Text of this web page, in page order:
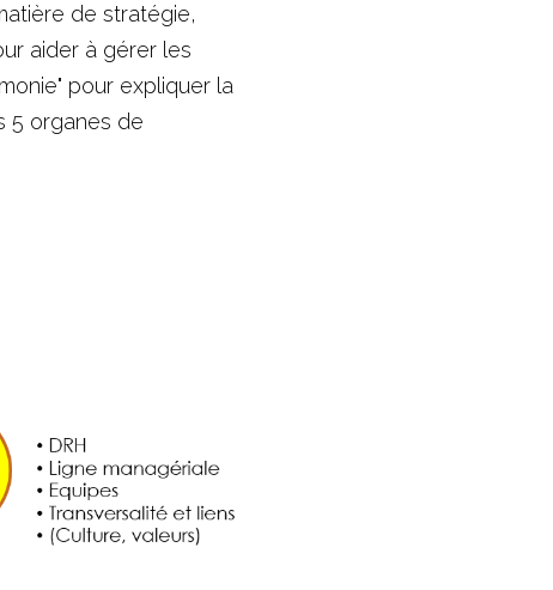
de stratégie,
aider à gérer les
pour expliquer la
5 organes de